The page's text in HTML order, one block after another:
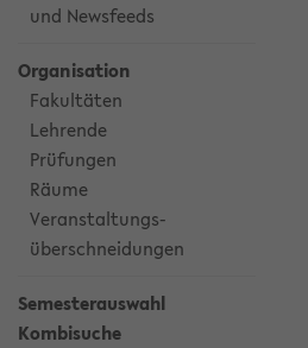
und Newsfeeds
Organisation
Fakultäten
Lehrende
Prüfungen
Räume
Veranstaltungs-
überschneidungen
Semesterauswahl
Kombisuche